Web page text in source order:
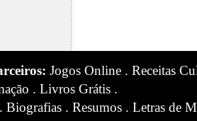
Jogos Online . Receitas
. Livros Grátis .
Biografias . Resumos . Letras de